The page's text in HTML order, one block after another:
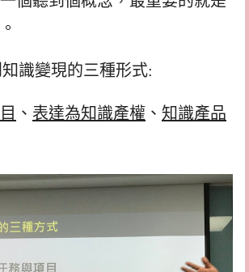
識變現的三種形式:
、 表達為知識產權 、 知識產品